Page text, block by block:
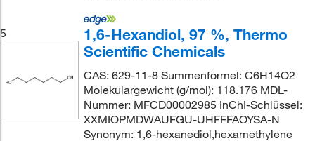
5
1,6-Hexandiol, 97 %, Thermo
Scientific Chemicals
CAS: 629-11-8 Summenformel: C6H14O2
Molekulargewicht (g/mol): 118.176 MDL-
Nummer: MFCD00002985 InChI-Schlüssel:
XXMIOPMDWAUFGU-UHFFFAOYSA-N
Synonym: 1,6-hexanediol,hexamethylene